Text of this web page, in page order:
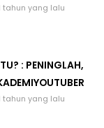
tahun yang lalu
: PENINGLAH,
tahun yang lalu